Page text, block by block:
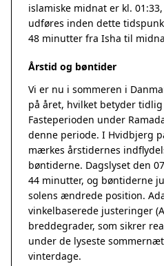
islamiske midnat er kl.
udføres inden dette
48 minutter fra Isha til
Årstid og bøntider
Vi er nu i sommeren i
på året, hvilket betyder
Fasteperioden under
denne periode. I Hvidbjerg
mærkes årstidernes
bøntiderne. Dagslyset den
44 minutter, og bøntiderne
solens ændrede position.
vinkelbaserede justeringer
breddegrader, som sikrer
under de lyseste
vinterdage.